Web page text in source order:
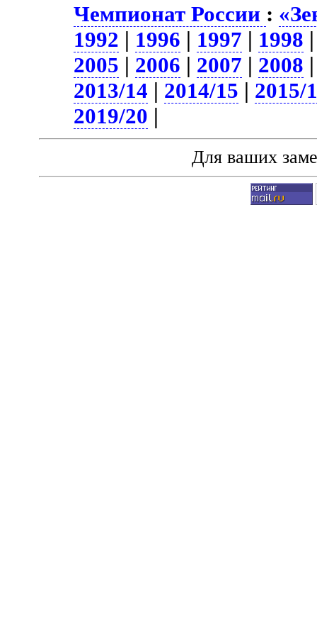
Чемпионат России :
1992 | 1996 | 1997 | 1998
2005 | 2006 | 2007 | 2008
2013/14 | 2014/15 | 2015/
2019/20 |
Для ваших